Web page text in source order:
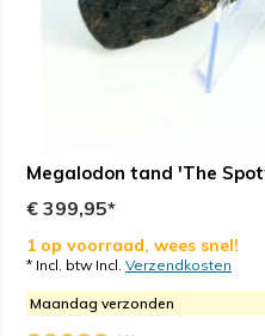
Megalodon tand 'The
€ 399,95*
1 op voorraad, wees snel!
* Incl. btw Incl. Verzendkosten
Maandag verzonden